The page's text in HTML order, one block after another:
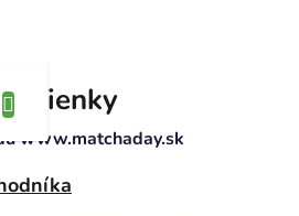
www.matchaday.sk